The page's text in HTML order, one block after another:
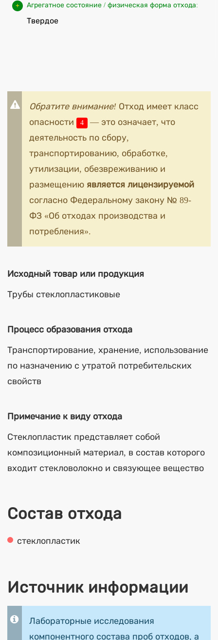
Агрегатное состояние / физическая форма отхода:
Твердое
Обратите внимание! Отход имеет класс
опасности
4
— это означает, что
деятельность по сбору,
транспортированию, обработке,
утилизации, обезвреживанию и
размещению является лицензируемой
согласно Федеральному закону № 89-
ФЗ «Об отходах производства и
потребления».
Исходный товар или продукция
Трубы стеклопластиковые
Процесс образования отхода
Транспортирование, хранение, использование
по назначению с утратой потребительских
свойств
Примечание к виду отхода
Стеклопластик представляет собой
композиционный материал, в состав которого
входит стекловолокно и связующее вещество
Состав отхода
стеклопластик
Источник информации
Лабораторные исследования
компонентного состава проб отходов, а